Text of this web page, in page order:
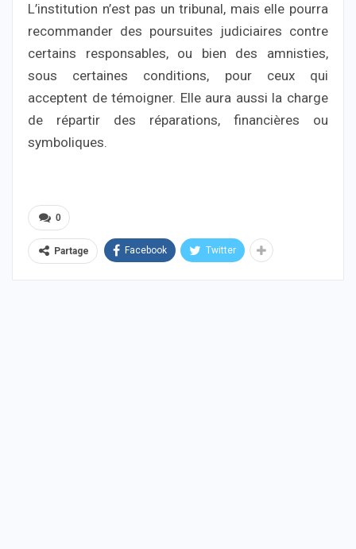
L’institution n’est pas un tribunal, mais elle pourra
recommander des poursuites judiciaires contre
certains responsables, ou bien des amnisties,
sous certaines conditions, pour ceux qui
acceptent de témoigner. Elle aura aussi la charge
de répartir des réparations, financières ou
symboliques.
0
Partage Facebook Twitter